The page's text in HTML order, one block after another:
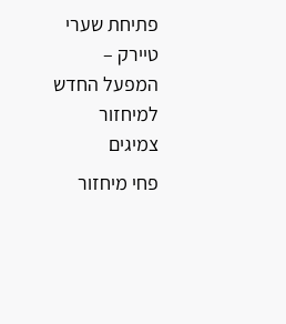
פתיחת שערי
טיירק –
המפעל החדש
למיחזור
צמיגים
פחי מיחזור